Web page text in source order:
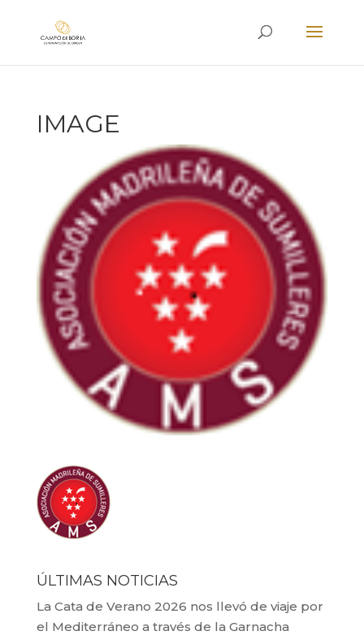
IMAGE
ÚLTIMAS NOTICIAS
La Cata de Verano 2026 nos llevó de viaje por
el Mediterráneo a través de la Garnacha